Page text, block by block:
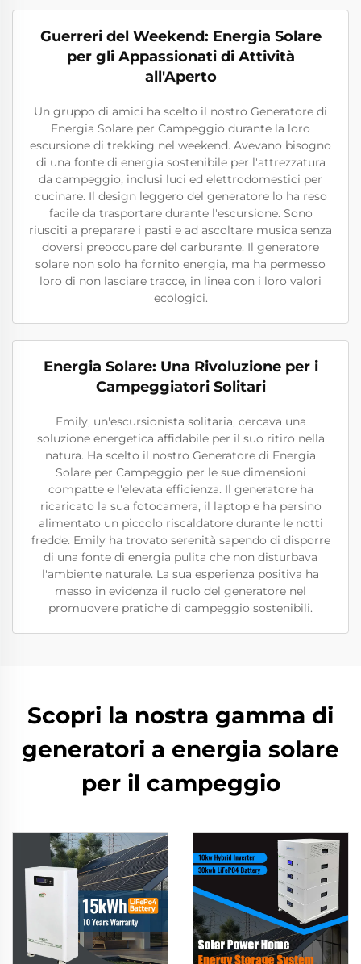
Guerreri del Weekend: Energia Solare
per gli Appassionati di Attività
all'Aperto
Un gruppo di amici ha scelto il nostro Generatore di
Energia Solare per Campeggio durante la loro
escursione di trekking nel weekend. Avevano bisogno
di una fonte di energia sostenibile per l'attrezzatura
da campeggio, inclusi luci ed elettrodomestici per
cucinare. Il design leggero del generatore lo ha reso
facile da trasportare durante l'escursione. Sono
riusciti a preparare i pasti e ad ascoltare musica senza
doversi preoccupare del carburante. Il generatore
solare non solo ha fornito energia, ma ha permesso
loro di non lasciare tracce, in linea con i loro valori
ecologici.
Energia Solare: Una Rivoluzione per i
Campeggiatori Solitari
Emily, un'escursionista solitaria, cercava una
soluzione energetica affidabile per il suo ritiro nella
natura. Ha scelto il nostro Generatore di Energia
Solare per Campeggio per le sue dimensioni
compatte e l'elevata efficienza. Il generatore ha
ricaricato la sua fotocamera, il laptop e ha persino
alimentato un piccolo riscaldatore durante le notti
fredde. Emily ha trovato serenità sapendo di disporre
di una fonte di energia pulita che non disturbava
l'ambiente naturale. La sua esperienza positiva ha
messo in evidenza il ruolo del generatore nel
promuovere pratiche di campeggio sostenibili.
Scopri la nostra gamma di
generatori a energia solare
per il campeggio